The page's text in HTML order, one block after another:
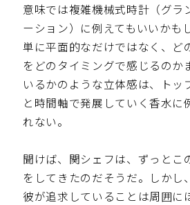
意味では複雑機械式時計（グラ
ーション）に例えてもいいかも
単に平面的なだけではなく、ど
をどのタイミングで感じるのか
いるかのような立体感は、トッ
と時間軸で発展していく香水に
れない。
聞けば、関シェフは、ずっとこ
をしてきたのだそうだ。しかし
彼が追求していることは周囲に